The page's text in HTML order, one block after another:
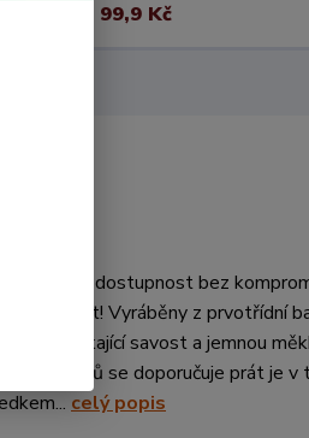
Vše za 99,9 Kč
cenovou dostupnost bez
spokojenost! Vyráběny z prvotřídní
vynikající savost a jemnou
ručníků se doporučuje prát je
celý popis